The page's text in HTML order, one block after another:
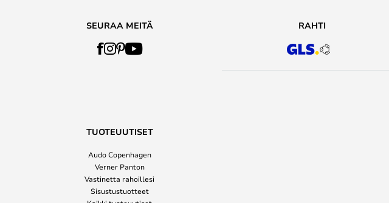
SEURAA MEITÄ RAHTI
TUOTEUUTISET
Audo Copenhagen
Verner Panton
Vastinetta rahoillesi
Sisustustuotteet